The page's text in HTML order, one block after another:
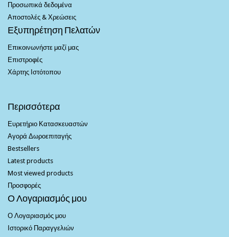
Προσωπικά δεδομένα
Αποστολές & Χρεώσεις
Εξυπηρέτηση Πελατών
Επικοινωνήστε μαζί μας
Επιστροφές
Χάρτης Ιστότοπου
Περισσότερα
Ευρετήριο Κατασκευαστών
Αγορά Δωροεπιταγής
Bestsellers
Latest products
Most viewed products
Προσφορές
Ο Λογαριασμός μου
Ο Λογαριασμός μου
Ιστορικό Παραγγελιών